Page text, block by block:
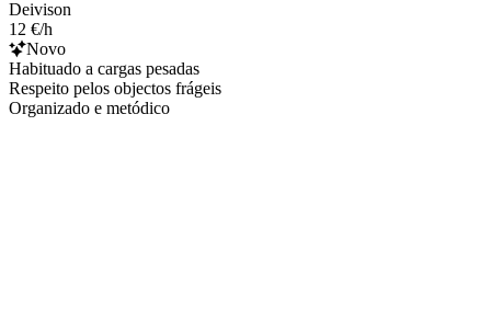
Deivison
12 €/h
Novo
Habituado a cargas pesadas
Respeito pelos objectos frágeis
Organizado e metódico